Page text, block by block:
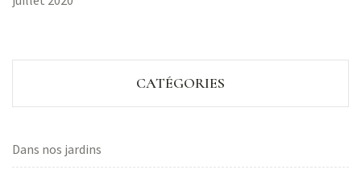
CATÉGORIES
Dans nos jardins